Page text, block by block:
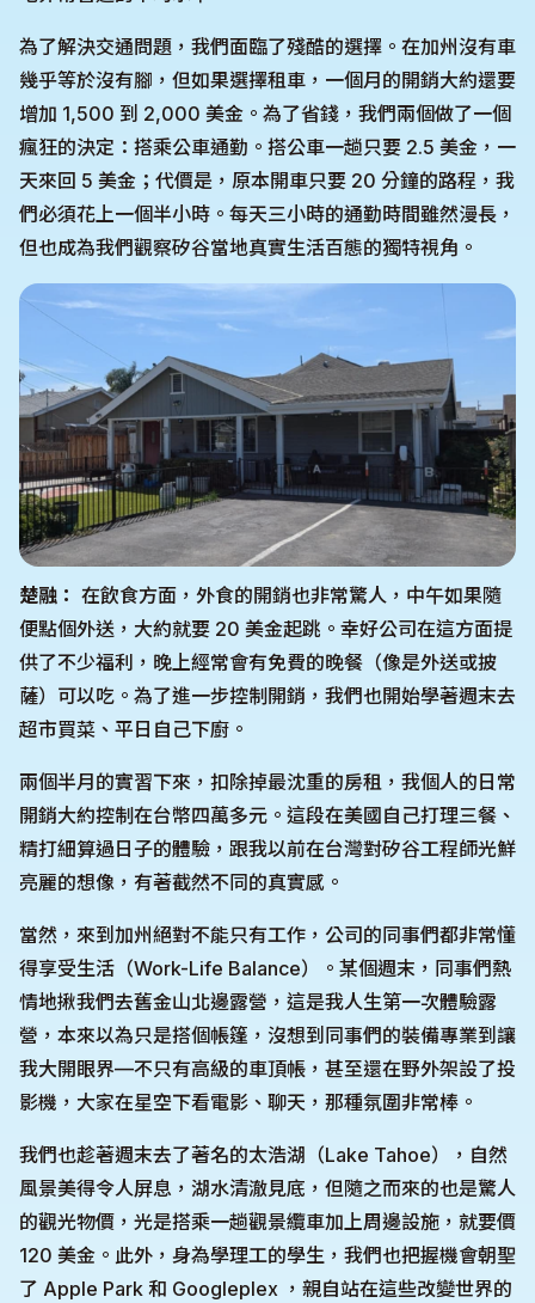
為了解決交通問題，我們面臨了殘酷的選擇。在加州沒有車
幾乎等於沒有腳，但如果選擇租車，一個月的開銷大約還要
增加 1,500 到 2,000 美金。為了省錢，我們兩個做了一個
瘋狂的決定：搭乘公車通勤。搭公車一趟只要 2.5 美金，一
天來回 5 美金；代價是，原本開車只要 20 分鐘的路程，我
們必須花上一個半小時。每天三小時的通勤時間雖然漫長，
但也成為我們觀察矽谷當地真實生活百態的獨特視角。
楚融： 在飲食方面，外食的開銷也非常驚人，中午如果隨
便點個外送，大約就要 20 美金起跳。幸好公司在這方面提
供了不少福利，晚上經常會有免費的晚餐（像是外送或披
薩）可以吃。為了進一步控制開銷，我們也開始學著週末去
超市買菜、平日自己下廚。
兩個半月的實習下來，扣除掉最沈重的房租，我個人的日常
開銷大約控制在台幣四萬多元。這段在美國自己打理三餐、
精打細算過日子的體驗，跟我以前在台灣對矽谷工程師光鮮
亮麗的想像，有著截然不同的真實感。
當然，來到加州絕對不能只有工作，公司的同事們都非常懂
得享受生活（Work-Life Balance）。某個週末，同事們熱
情地揪我們去舊金山北邊露營，這是我人生第一次體驗露
營，本來以為只是搭個帳篷，沒想到同事們的裝備專業到讓
我大開眼界—不只有高級的車頂帳，甚至還在野外架設了投
影機，大家在星空下看電影、聊天，那種氛圍非常棒。
我們也趁著週末去了著名的太浩湖（Lake Tahoe），自然
風景美得令人屏息，湖水清澈見底，但隨之而來的也是驚人
的觀光物價，光是搭乘一趟觀景纜車加上周邊設施，就要價
120 美金。此外，身為學理工的學生，我們也把握機會朝聖
了 Apple Park 和 Googleplex ，親自站在這些改變世界的